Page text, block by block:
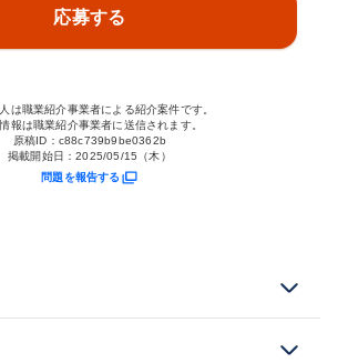
応募する
は職業紹介事業者による紹介案件です。
報は職業紹介事業者に送信されます。
原稿ID： c88c739b9be0362b
掲載開始日：2025/05/15（木）
問題を報告する